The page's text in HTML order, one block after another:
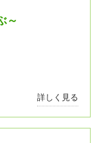
～
詳しく見る